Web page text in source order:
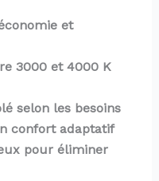
et
3000 et 4000 K
selon les besoins
confort adaptatif
pour éliminer